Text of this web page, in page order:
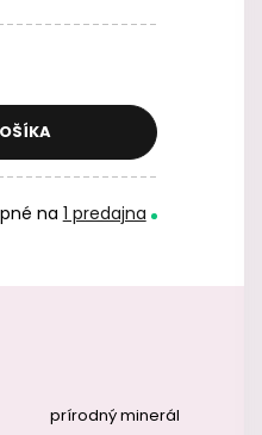
na 1 predajna
prírodný minerál